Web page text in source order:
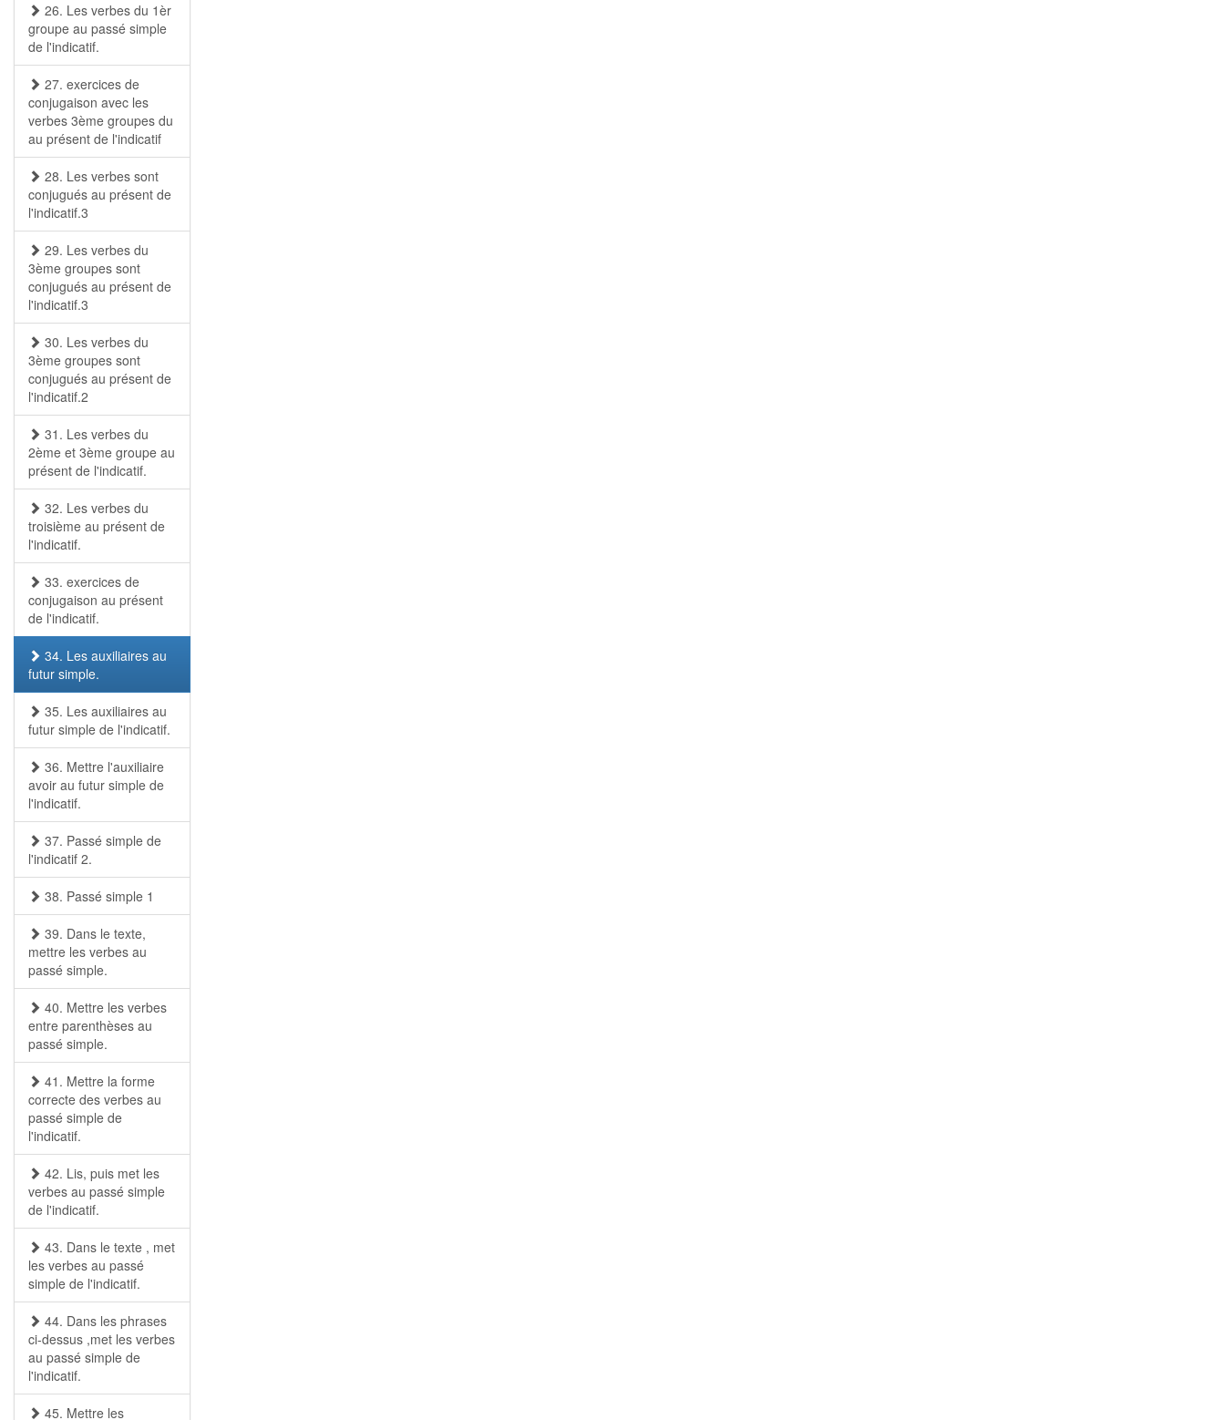
26. Les verbes du 1èr
groupe au passé simple
de l'indicatif.
27. exercices de
conjugaison avec les
verbes 3ème groupes du
au présent de l'indicatif
28. Les verbes sont
conjugués au présent de
l'indicatif.3
29. Les verbes du
3ème groupes sont
conjugués au présent de
l'indicatif.3
30. Les verbes du
3ème groupes sont
conjugués au présent de
l'indicatif.2
31. Les verbes du
2ème et 3ème groupe au
présent de l'indicatif.
32. Les verbes du
troisième au présent de
l'indicatif.
33. exercices de
conjugaison au présent
de l'indicatif.
34. Les auxiliaires au
futur simple.
35. Les auxiliaires au
futur simple de l'indicatif.
36. Mettre l'auxiliaire
avoir au futur simple de
l'indicatif.
37. Passé simple de
l'indicatif 2.
38. Passé simple 1
39. Dans le texte,
mettre les verbes au
passé simple.
40. Mettre les verbes
entre parenthèses au
passé simple.
41. Mettre la forme
correcte des verbes au
passé simple de
l'indicatif.
42. Lis, puis met les
verbes au passé simple
de l'indicatif.
43. Dans le texte , met
les verbes au passé
simple de l'indicatif.
44. Dans les phrases
ci-dessus ,met les verbes
au passé simple de
l'indicatif.
45. Mettre les